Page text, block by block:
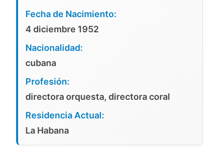
Fecha de Nacimiento:
4 diciembre 1952
Nacionalidad:
cubana
Profesión:
directora orquesta, directora coral
Residencia Actual:
La Habana